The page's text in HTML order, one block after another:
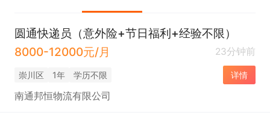
圆通快递员（意外险+节日福利+经验不限）
8000-12000元/月
23分钟前
崇川区 1年 学历不限 详情
南通邦恒物流有限公司